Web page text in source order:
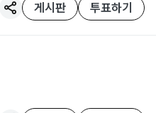
게시판 투표하기